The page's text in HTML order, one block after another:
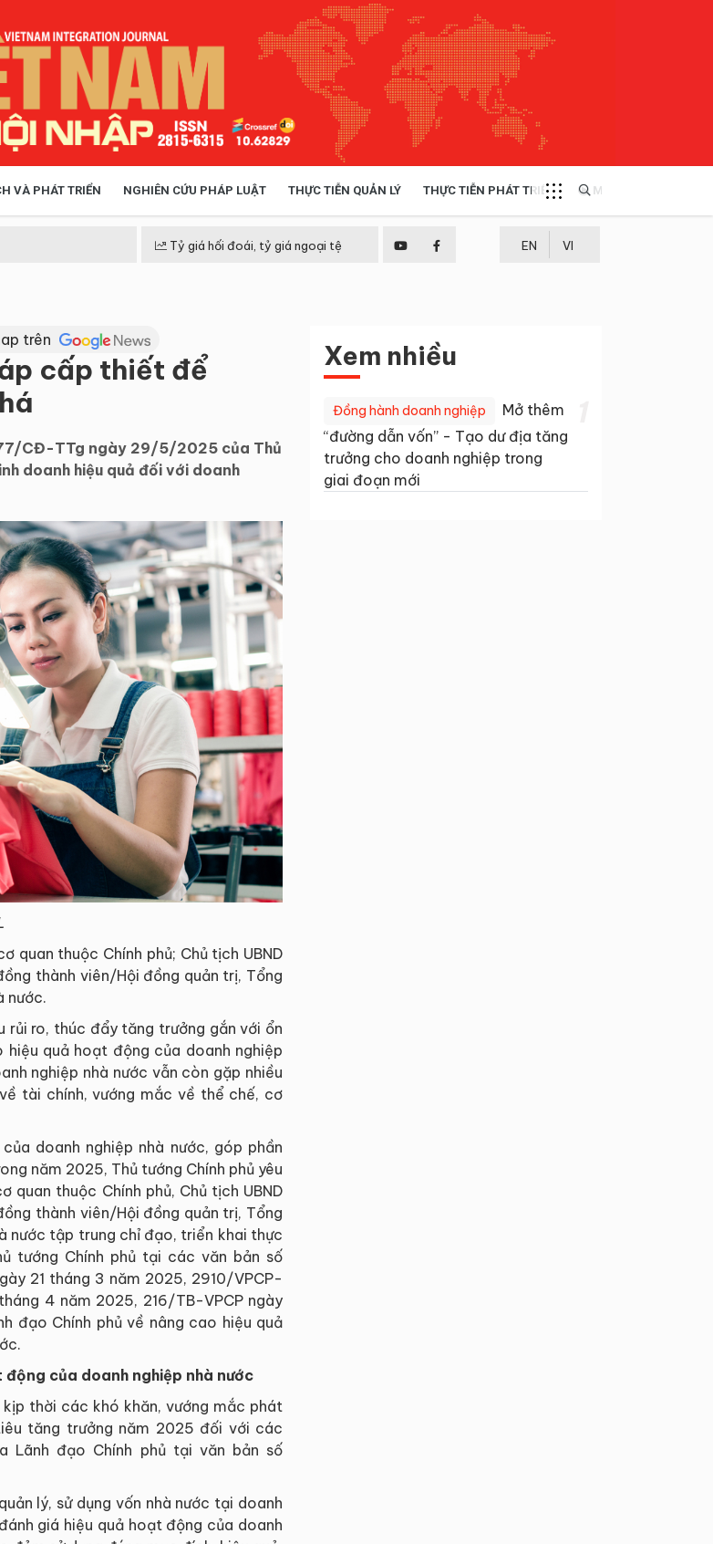
VÀ PHÁT TRIỂN NGHIÊN CỨU PHÁP LUẬT THỰC TIỄN QUẢN LÝ THỰC TIỄN PHÁT TRIỂN MULTIMEDIA
Tỷ giá hối đoái, tỷ giá ngoại tệ EN VI
trên
cấp thiết để
CĐ-TTg ngày 29/5/2025 của Thủ
doanh hiệu quả đối với doanh
quan thuộc Chính phủ; Chủ tịch UBND
thành viên/Hội đồng quản trị, Tổng
nước.
rủi ro, thúc đẩy tăng trưởng gắn với ổn
quả hoạt động của doanh nghiệp
nghiệp nhà nước vẫn còn gặp nhiều
tài chính, vướng mắc về thể chế, cơ
doanh nghiệp nhà nước, góp phần
năm 2025, Thủ tướng Chính phủ yêu
quan thuộc Chính phủ, Chủ tịch UBND
thành viên/Hội đồng quản trị, Tổng
nước tập trung chỉ đạo, triển khai thực
tướng Chính phủ tại các văn bản số
21 tháng 3 năm 2025, 2910/VPCP-
4 năm 2025, 216/TB-VPCP ngày
đạo Chính phủ về nâng cao hiệu quả
của doanh nghiệp nhà nước
thời các khó khăn, vướng mắc phát
tăng trưởng năm 2025 đối với các
Lãnh đạo Chính phủ tại văn bản số
lý, sử dụng vốn nhà nước tại doanh
giá hiệu quả hoạt động của doanh
Xem nhiều
Đồng hành doanh nghiệp
Mở thêm
“đường dẫn vốn” - Tạo dư địa tăng
trưởng cho doanh nghiệp trong
giai đoạn mới